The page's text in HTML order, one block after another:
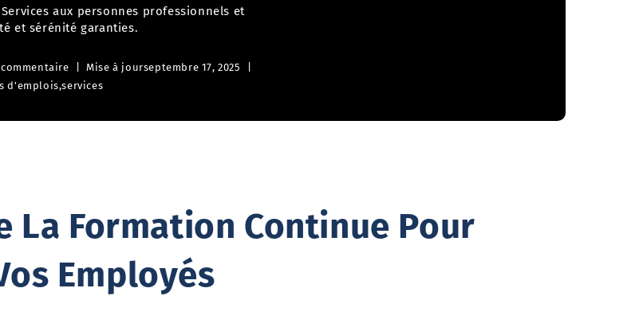
aux personnes professionnels et
et sérénité garanties.
Mise à jourseptembre 17, 2025
d'emplois,services
La Formation Continue Pour
Employés